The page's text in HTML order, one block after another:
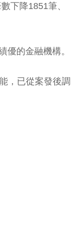
下降1851筆、
的金融機構。
，已從案發後調